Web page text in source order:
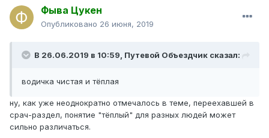
Фыва Цукен
Опубликовано 26 июня, 2019
В 26.06.2019 в 10:59, Путевой Объездчик сказал:
водичка чистая и тёплая
ну, как уже неоднократно отмечалось в теме, переехавшей в
срач-раздел, понятие "тёплый" для разных людей может
сильно различаться.